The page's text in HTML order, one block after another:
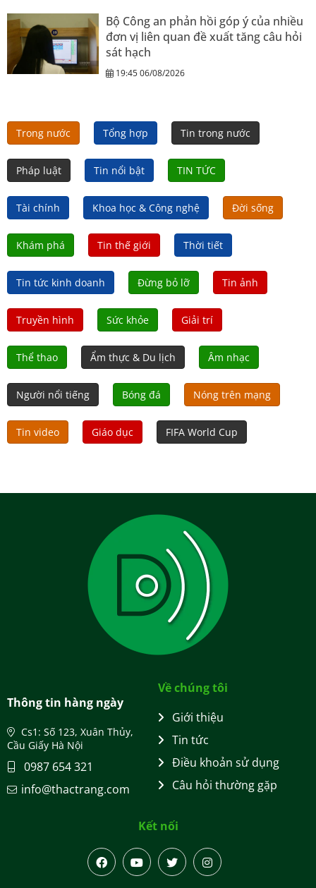
Bộ Công an phản hồi góp ý của nhiều
đơn vị liên quan đề xuất tăng câu hỏi
sát hạch
19:45 06/08/2026
Trong nước Tổng hợp Tin trong nước
Pháp luật Tin nổi bật TIN TỨC
Tài chính Khoa học & Công nghệ Đời sống
Khám phá Tin thế giới Thời tiết
Tin tức kinh doanh Đừng bỏ lỡ Tin ảnh
Truyền hình Sức khỏe Giải trí
Thể thao Ẩm thực & Du lịch Âm nhạc
Người nổi tiếng Bóng đá Nóng trên mạng
Tin video Giáo dục FIFA World Cup
Thông tin hàng ngày
Cs1: Số 123, Xuân Thủy,
Cầu Giấy Hà Nội
0987 654 321
info@thactrang.com
Về chúng tôi
Giới thiệu
Tin tức
Điều khoản sử dụng
Câu hỏi thường gặp
Kết nối